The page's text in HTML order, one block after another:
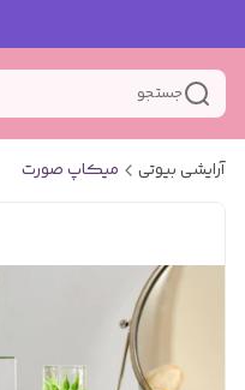
جستجو
آرایشی بیوتی میکاپ صورت